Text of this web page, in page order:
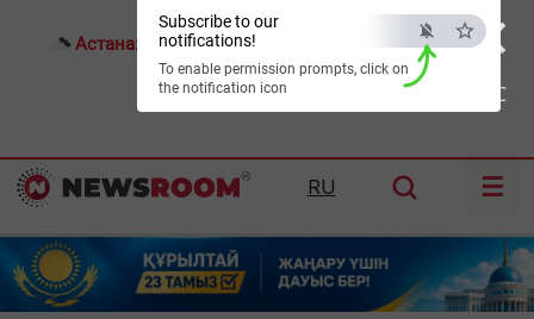
×
ESC
Subscribe to our
notifications!
To enable permission prompts, click on
the notification icon
Астана: 21°C Алматы: Шымкент:33°C
RU ☰